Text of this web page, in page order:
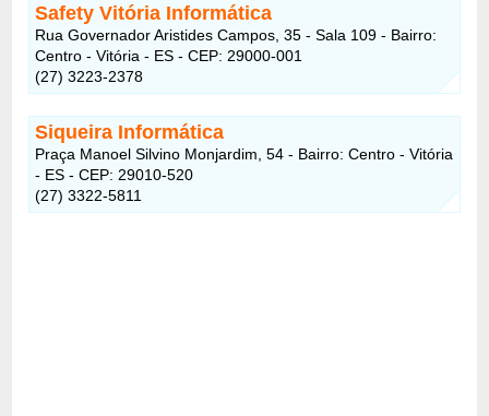
Safety Vitória Informática
Rua Governador Aristides Campos, 35 - Sala 109 - Bairro:
Centro - Vitória - ES - CEP: 29000-001
(27) 3223-2378
Siqueira Informática
Praça Manoel Silvino Monjardim, 54 - Bairro: Centro - Vitória
- ES - CEP: 29010-520
(27) 3322-5811